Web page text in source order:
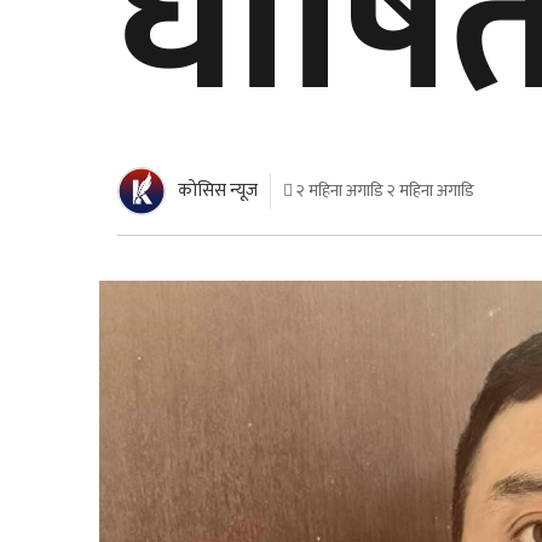
काेसिस न्यूज २ महिना अगाडि २ महिना अगाडि